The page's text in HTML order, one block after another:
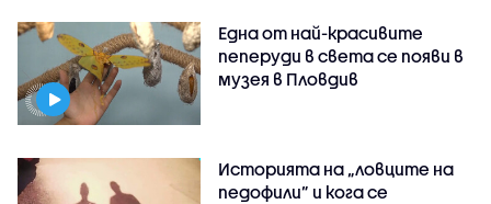
Една от най-красивите
пеперуди в света се появи в
музея в Пловдив
Историята на „ловците на
педофили” и кога се